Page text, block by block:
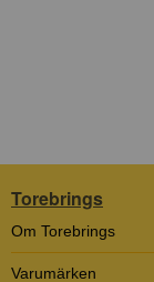
Torebrings
Om Torebrings
Varumärken